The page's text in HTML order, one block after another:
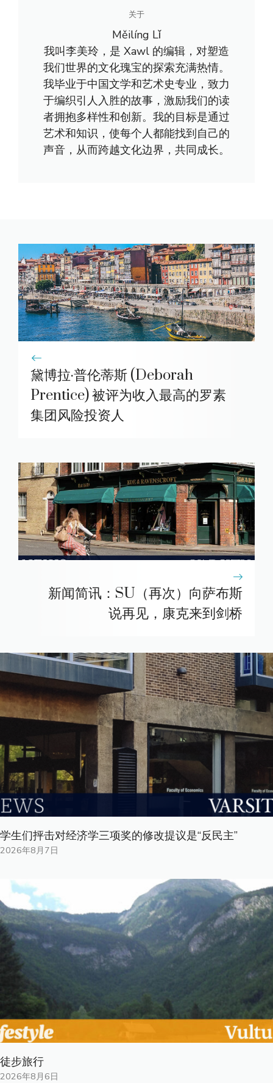
关于
Měilíng Lǐ
我叫李美玲，是 Xawl 的编辑，对塑造
我们世界的文化瑰宝的探索充满热情。
我毕业于中国文学和艺术史专业，致力
于编织引人入胜的故事，激励我们的读
者拥抱多样性和创新。我的目标是通过
艺术和知识，使每个人都能找到自己的
声音，从而跨越文化边界，共同成长。
黛博拉·普伦蒂斯 (Deborah
Prentice) 被评为收入最高的罗素
集团风险投资人
新闻简讯：SU（再次）向萨布斯
说再见，康克来到剑桥
学生们抨击对经济学三项奖的修改提议是“反民主”
2026年8月7日
徒步旅行
2026年8月6日